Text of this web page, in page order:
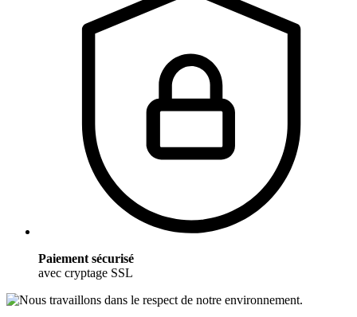
Paiement sécurisé
avec cryptage SSL